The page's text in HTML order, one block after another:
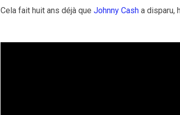
Cela fait huit ans déjà que Johnny Cash a disparu,